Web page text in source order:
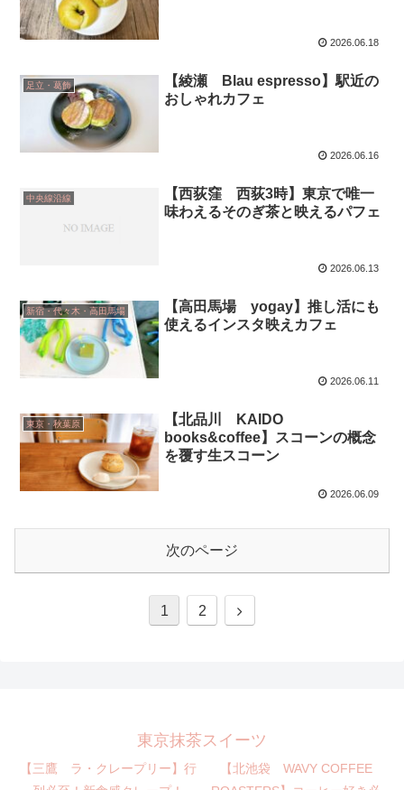
2026.06.18
足立・葛飾
【綾瀬 Blau espresso】駅近の
おしゃれカフェ
2026.06.16
中央線沿線
【西荻窪 西荻3時】東京で唯一
味わえるそのぎ茶と映えるパフェ
2026.06.13
新宿・代々木・高田馬場
【高田馬場 yogay】推し活にも
使えるインスタ映えカフェ
2026.06.11
東京・秋葉原
【北品川 KAIDO
books&coffee】スコーンの概念
を覆す生スコーン
2026.06.09
次のページ
1 2
東京抹茶スイーツ
【三鷹 ラ・クレープリー】行
【北池袋 WAVY COFFEE